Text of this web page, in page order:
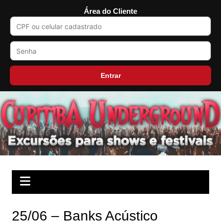
Área do Cliente
Entrar
para
o
conteúdo
25/06 – Banks Acústico